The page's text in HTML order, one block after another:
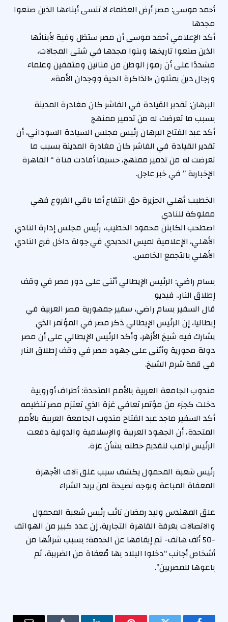
أحمد موسى: مصر أرض العظماء لا تنسى أبناءها الذين صنعوا
مجدها
أكد الإعلامي أحمد موسى أن مصر ستظل وفية لأبنائها
الذين صنعوا تاريخها وبنوا مجدها في شتى المجالات،
مشددًا على أن رموز الوطن من فنانين ومثقفين وعلماء
ورجال دين يمثلون «الذاكرة الحية ووجدان الأمة».
البرهان: تقدير القيادة في الفاشر كان مغادرة المدينة
بسبب ما تعرضت له من تدمير ممنهج
أكد عبد الفتاح البرهان رئيس مجلس السيادة السوداني، أن
تقدير القيادة في الفاشر كان مغادرة المدينة بسبب ما
تعرضت له من تدمير ممنهج، حسبما أفادت قناة “ القاهرة
الإخبارية ” في خبر عاجل.
الخطيب: أهلي الجزيرة حق انتفاع أما باقي الفروع فهي
مملوكة للنادي
اصطحب الكابتن محمود الخطيب، رئيس مجلس إدارة النادي
الأهلي، الإعلامية لميس الحديدي في جولة داخل فرع النادي
الأهلي بالتجمع الخامس.
بسام راضي: الرئيس الإيطالي أثنى على دور مصر في وقف
إطلاق النار.. فيديو
قال السفير بسام راضي، سفير جمهورية مصر العربية في
إيطاليا، إن الرئيس الإيطالي ذكر مصر في المؤتمر الذي
يشارك فيه شيخ الأزهر، وأكد الرئيس الإيطالي على أن مصر
دولة محورية وأثنى على جهود مصر في وقف إطلاق النار
في قمة شرم الشيخ.
مندوب الجامعة العربية بالأمم المتحدة: أطراف أوروبية
دخلت كجزء من مؤتمر تعافي غزة الذي تعتزم مصر تنظيمه
أكد السفير ماجد عبد الفتاح مندوب الجامعة العربية بالأمم
المتحدة، أن الجهود العربية والإسلامية والدولية دفعت
الرئيس ترامب لتقديم خطته بشأن غزة.
رئيس شعبة المحمول يكشف سبب غلق آلاف الأجهزة
المعفاة المباعة ويوجه نصيحة لمن يريد الشراء
علق المهندس وليد رمضان نائب رئيس شعبة المحمول
والاتصالات بغرفة القاهرة التجارية، إن عدد كبير من الهواتف
-50 ألف هاتف- تم إيقافها عن الخدمة؛ بسبب شرائها من
أشخاص أجانب “دخلوا البلاد بها مُعفاة من الضريبة، ثم
باعوها للمصريين”.